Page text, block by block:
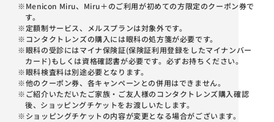
※Menicon Miru、Miru＋のご利用が初めての方限定のクーポン券で
す。
※定額制サービス、メルスプランは対象外です。
※コンタクトレンズの購入には眼科の処方箋が必要です。
※眼科の受診にはマイナ保険証(保険証利用登録をしたマイナンバー
カード)もしくは資格確認書が必要です。必ずお持ちください。
※眼科検査料は別途必要となります。
※他のクーポン券、各キャンペーンとの併用はできません。
※ご紹介いただいたご家族・ご友人様のコンタクトレンズ購入確認
後、ショッピングチケットをお渡しいたします。
※ショッピングチケットの内容が変更となる場合がございます。